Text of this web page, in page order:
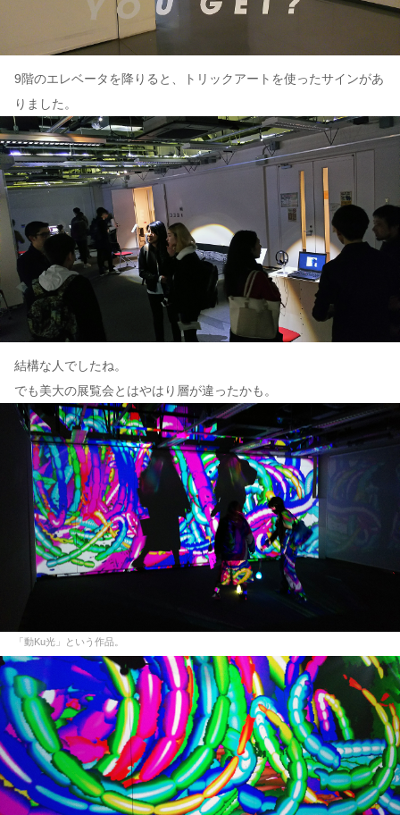
9階のエレベータを降りると、トリックアートを使ったサインがあ
りました。
結構な人でしたね。
でも美大の展覧会とはやはり層が違ったかも。
「動Ku光」という作品。